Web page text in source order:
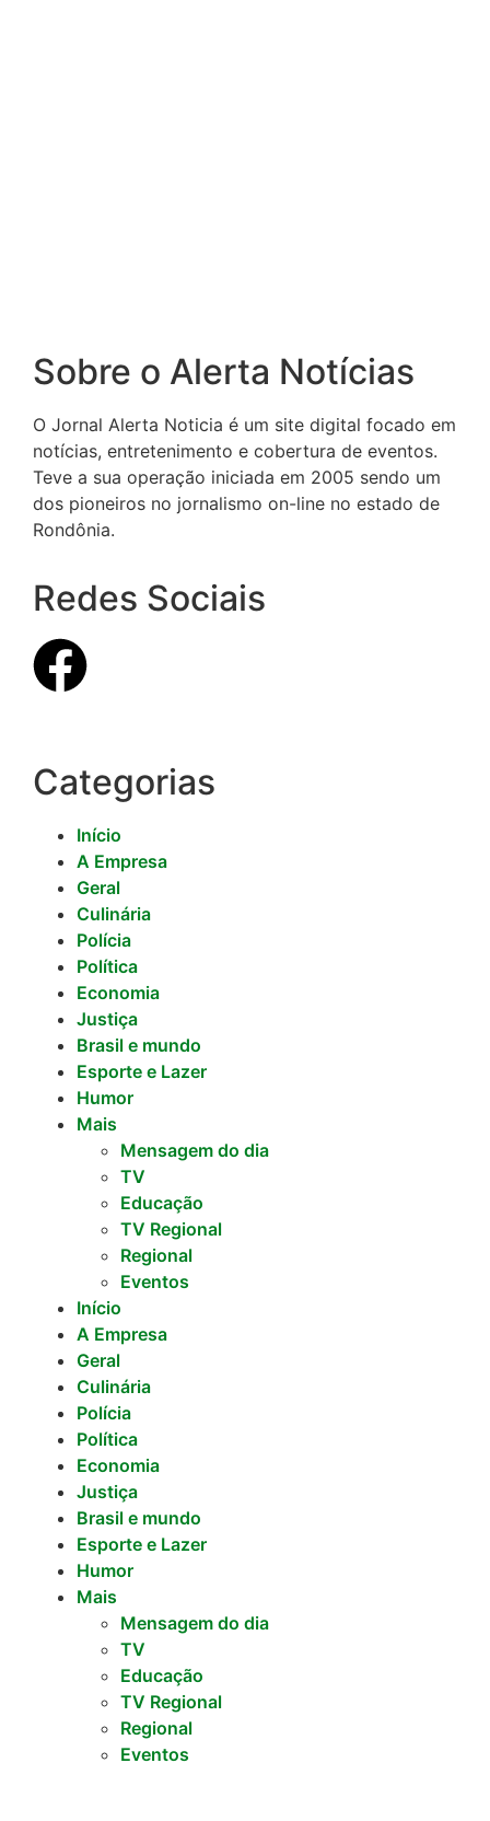
Sobre o Alerta Notícias
O Jornal Alerta Noticia é um site digital focado em
notícias, entretenimento e cobertura de eventos.
Teve a sua operação iniciada em 2005 sendo um
dos pioneiros no jornalismo on-line no estado de
Rondônia.
Redes Sociais
Categorias
Início
A Empresa
Geral
Culinária
Polícia
Política
Economia
Justiça
Brasil e mundo
Esporte e Lazer
Humor
Mais
Mensagem do dia
TV
Educação
TV Regional
Regional
Eventos
Início
A Empresa
Geral
Culinária
Polícia
Política
Economia
Justiça
Brasil e mundo
Esporte e Lazer
Humor
Mais
Mensagem do dia
TV
Educação
TV Regional
Regional
Eventos